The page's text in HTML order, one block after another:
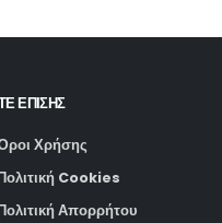
ΕΠΙΣΗΣ
Χρήσης
Cookies
Απορρήτου